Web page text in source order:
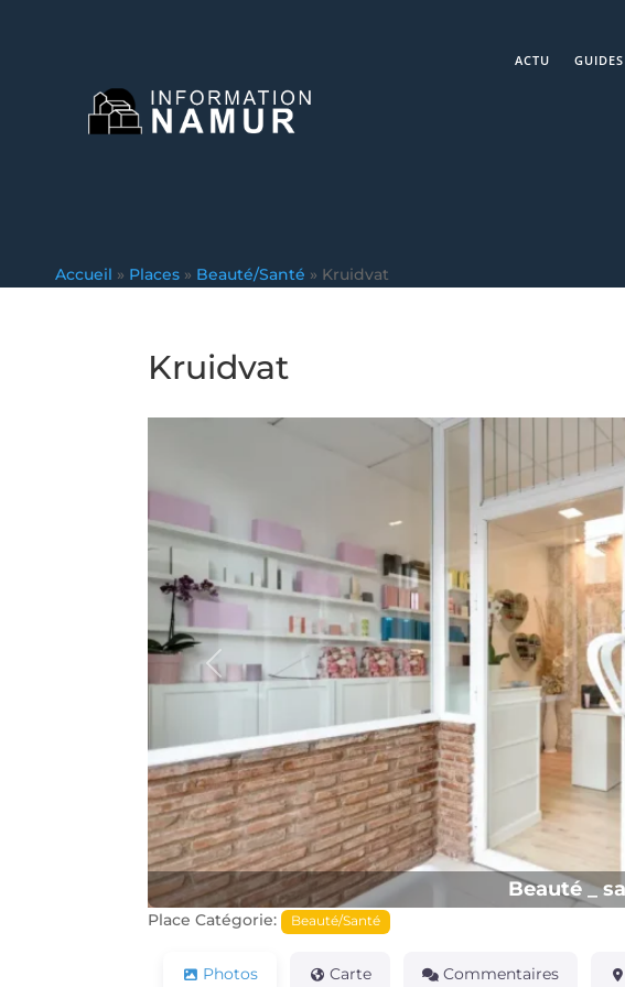
ACTU GUIDES
Accueil » Places » Beauté/Santé » Kruidvat
Kruidvat
Beauté _
Précédente
Place Catégorie: Beauté/Santé
Photos Carte Commentaires